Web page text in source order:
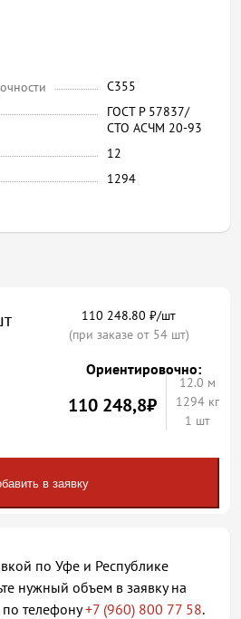
С355
ГОСТ Р 57837/
СТО АСЧМ 20-93
12
1294
110 248.80 ₽/шт
(при заказе от 54 шт)
Ориентировочно:
110 248,8₽
12.0 м
1294 кг
1 шт
в заявку
по Уфе и Республике
нужный объем в заявку на
по телефону+7 (960) 800 77 58.